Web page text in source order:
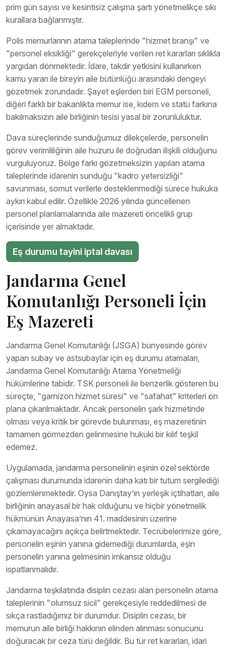
prim gün sayısı ve kesintisiz çalışma şartı yönetmelikçe sıkı
kurallara bağlanmıştır.
Polis memurlarının atama taleplerinde "hizmet branşı" ve
"personel eksikliği" gerekçeleriyle verilen ret kararları sıklıkla
yargıdan dönmektedir. İdare, takdir yetkisini kullanırken
kamu yararı ile bireyin aile bütünlüğü arasındaki dengeyi
gözetmek zorundadır. Şayet eşlerden biri EGM personeli,
diğeri farklı bir bakanlıkta memur ise, kıdem ve statü farkına
bakılmaksızın aile birliğinin tesisi yasal bir zorunluluktur.
Dava süreçlerinde sunduğumuz dilekçelerde, personelin
görev verimliliğinin aile huzuru ile doğrudan ilişkili olduğunu
vurguluyoruz. Bölge farkı gözetmeksizin yapılan atama
taleplerinde idarenin sunduğu "kadro yetersizliği"
savunması, somut verilerle desteklenmediği sürece hukuka
aykırı kabul edilir. Özellikle 2026 yılında güncellenen
personel planlamalarında aile mazereti öncelikli grup
içerisinde yer almaktadır.
Eş durumu tayini iptal davası
Jandarma Genel
Komutanlığı Personeli İçin
Eş Mazereti
Jandarma Genel Komutanlığı (JSGA) bünyesinde görev
yapan subay ve astsubaylar için eş durumu atamaları,
Jandarma Genel Komutanlığı Atama Yönetmeliği
hükümlerine tabidir. TSK personeli ile benzerlik gösteren bu
süreçte, "garnizon hizmet süresi" ve "safahat" kriterleri ön
plana çıkarılmaktadır. Ancak personelin şark hizmetinde
olması veya kritik bir görevde bulunması, eş mazeretinin
tamamen görmezden gelinmesine hukuki bir kılıf teşkil
edemez.
Uygulamada, jandarma personelinin eşinin özel sektörde
çalışması durumunda idarenin daha katı bir tutum sergilediği
gözlemlenmektedir. Oysa Danıştay’ın yerleşik içtihatları, aile
birliğinin anayasal bir hak olduğunu ve hiçbir yönetmelik
hükmünün Anayasa’nın 41. maddesinin üzerine
çıkamayacağını açıkça belirtmektedir. Tecrübelerimize göre,
personelin eşinin yanına gidemediği durumlarda, eşin
personelin yanına gelmesinin imkansız olduğu
ispatlanmalıdır.
Jandarma teşkilatında disiplin cezası alan personelin atama
taleplerinin "olumsuz sicil" gerekçesiyle reddedilmesi de
sıkça rastladığımız bir durumdur. Disiplin cezası, bir
memurun aile birliği hakkının elinden alınması sonucunu
doğuracak bir ceza türü değildir. Bu tür ret kararları, idari